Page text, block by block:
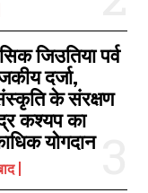
जिउतिया पर्व
दर्जा,
के संरक्षण
कश्यप का
योगदान